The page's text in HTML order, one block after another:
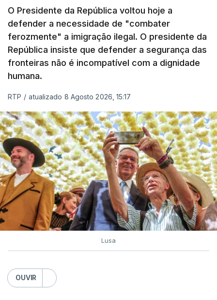
O Presidente da República voltou hoje a
defender a necessidade de "combater
ferozmente" a imigração ilegal. O presidente da
República insiste que defender a segurança das
fronteiras não é incompatível com a dignidade
humana.
RTP / atualizado 8 Agosto 2026, 15:17
Lusa
OUVIR